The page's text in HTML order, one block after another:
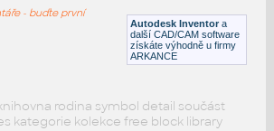
Battery Compartment
Autodesk Inventor a
další CAD/CAM software
získáte výhodně u firmy
ARKANCE
- buďte první
rodina symbol detail součást
kategorie kolekce free block library